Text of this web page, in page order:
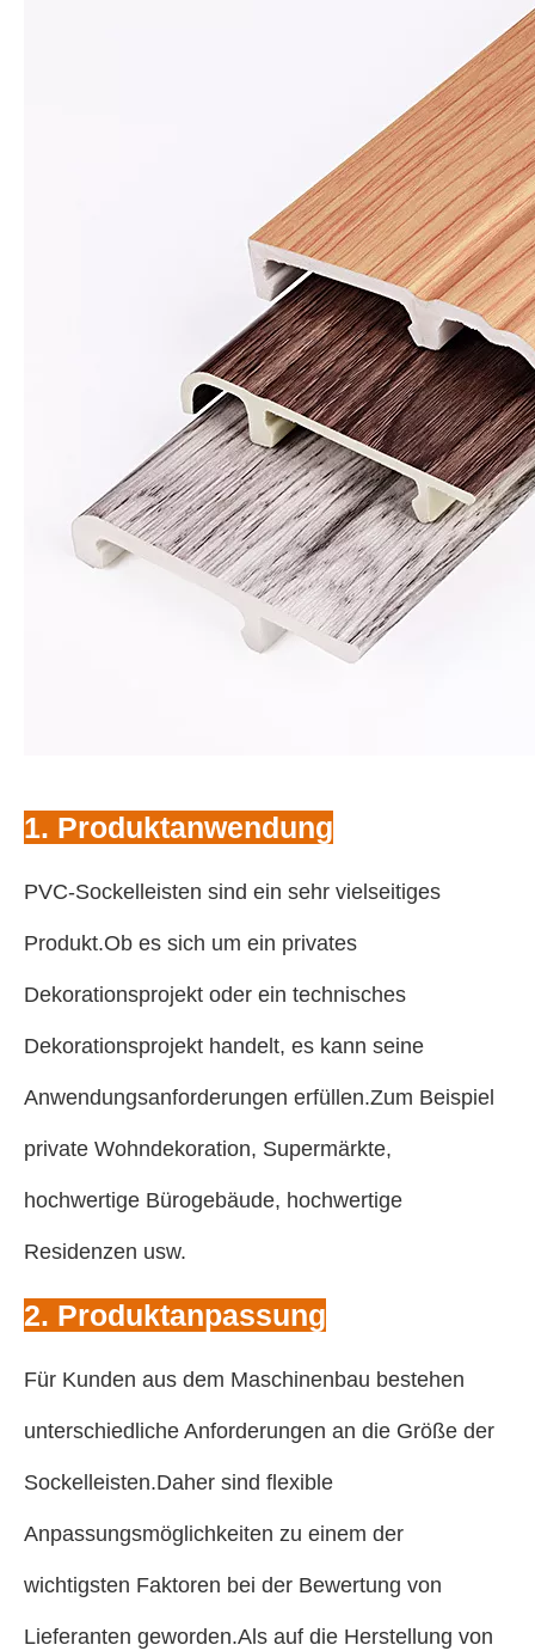
1. Produktanwendung
PVC-Sockelleisten sind ein sehr vielseitiges
Produkt.Ob es sich um ein privates
Dekorationsprojekt oder ein technisches
Dekorationsprojekt handelt, es kann seine
Anwendungsanforderungen erfüllen.Zum Beispiel
private Wohndekoration, Supermärkte,
hochwertige Bürogebäude, hochwertige
Residenzen usw.
2. Produktanpassung
Für Kunden aus dem Maschinenbau bestehen
unterschiedliche Anforderungen an die Größe der
Sockelleisten.Daher sind flexible
Anpassungsmöglichkeiten zu einem der
wichtigsten Faktoren bei der Bewertung von
Lieferanten geworden.Als auf die Herstellung von